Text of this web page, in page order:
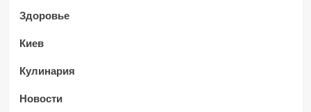
Здоровье
Киев
Кулинария
Новости